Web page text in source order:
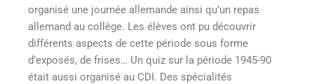
organisé une journée allemande ainsi qu’un repas
allemand au collège. Les élèves ont pu découvrir
différents aspects de cette période sous forme
d’exposés, de frises… Un quiz sur la période 1945-90
était aussi organisé au CDI. Des spécialités